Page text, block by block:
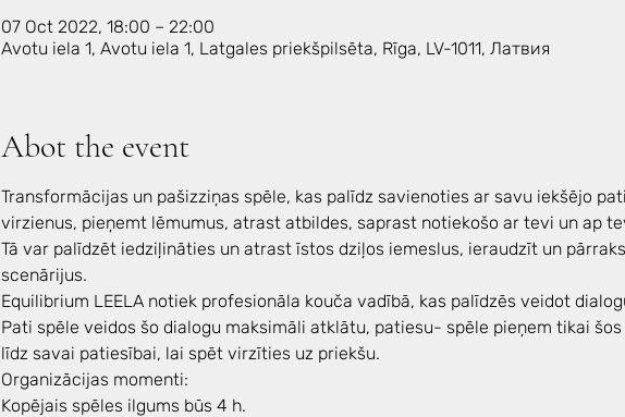
07 Oct 2022, 18:00 – 22:00
Avotu iela 1, Avotu iela 1, Latgales priekšpilsēta, Rīga, LV-1011, Латвия
Abot the event
Transformācijas un pašizziņas spēle, kas palīdz savienoties ar savu iekšējo
virzienus, pieņemt lēmumus, atrast atbildes, saprast notiekošo ar tevi un ap
Tā var palīdzēt iedziļināties un atrast īstos dziļos iemeslus, ieraudzīt un
scenārijus.
Equilibrium LEELA notiek profesionāla kouča vadībā, kas palīdzēs veidot
Pati spēle veidos šo dialogu maksimāli atklātu, patiesu- spēle pieņem tikai
līdz savai patiesībai, lai spēt virzīties uz priekšu.
Organizācijas momenti:
Kopējais spēles ilgums būs 4 h.